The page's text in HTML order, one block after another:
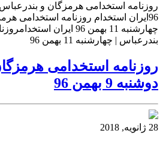
96ایران استخدام روزنامه استخدامی
چهارشنبه 11 بهمن 96
بندرعباس | چهارشنبه 11 بهمن 96
روزنامه استخدامی
دوشنبه 9 بهمن 96
28 ژانویه, 2018